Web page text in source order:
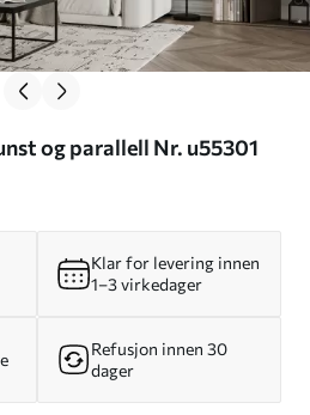
og parallell Nr. u55301
Klar for levering innen
1–3 virkedager
Refusjon innen 30
dager